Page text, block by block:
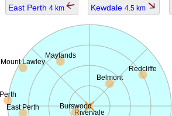
East Perth 4 km Kewdale 4.5 km
Rivervale
Perth
Mount Lawley
Maylands
Belmont
East Perth
Redcliffe
Burswood